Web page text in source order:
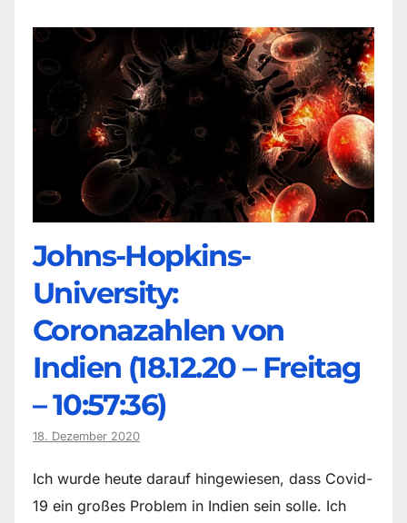
Johns-Hopkins-
University:
Coronazahlen von
Indien (18.12.20 – Freitag
– 10:57:36)
18. Dezember 2020
Ich wurde heute darauf hingewiesen, dass Covid-
19 ein großes Problem in Indien sein solle. Ich